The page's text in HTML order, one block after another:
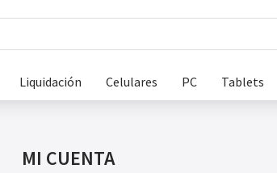
Liquidación Celulares PC Tablets
MI CUENTA